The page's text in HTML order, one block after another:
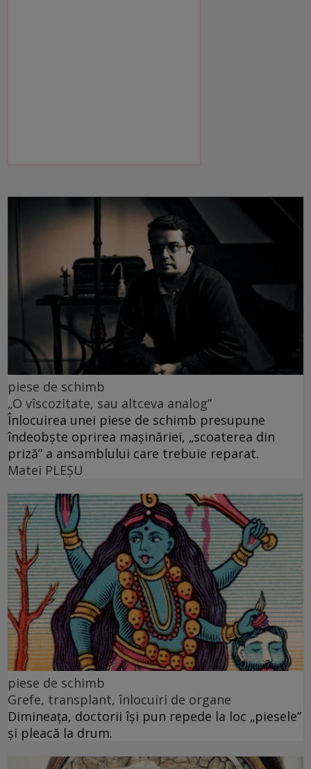
piese de schimb
„O vîscozitate, sau altceva analog”
Înlocuirea unei piese de schimb presupune
îndeobște oprirea mașinăriei, „scoaterea din
priză” a ansamblului care trebuie reparat.
Matei PLEŞU
piese de schimb
Grefe, transplant, înlocuiri de organe
Dimineața, doctorii își pun repede la loc „piesele”
și pleacă la drum.